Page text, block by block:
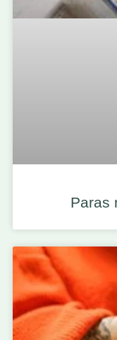
Paras